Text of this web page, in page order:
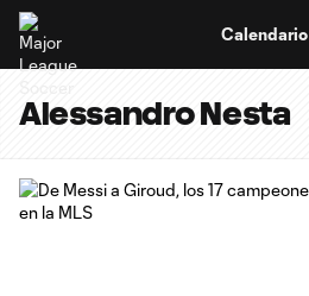
Calendario
Alessandro Nesta